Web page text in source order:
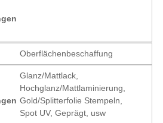
Oberflächenbeschaffung
Glanz/Mattlack,
Hochglanz/Mattlaminierung,
Gold/Splitterfolie Stempeln,
Spot UV, Geprägt, usw